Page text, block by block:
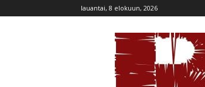
lauantai, 8 elokuun, 2026